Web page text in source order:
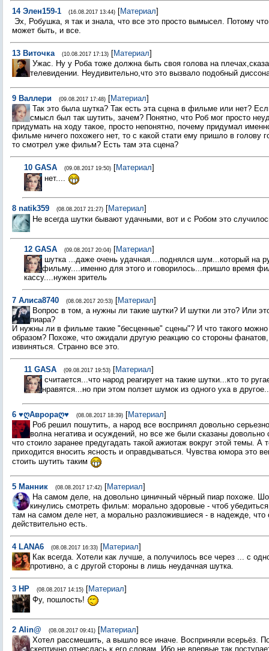
14 Элен159-1 (16.08.2017 13:44) [Материал]
Эх, Робушка, я так и знала, что все это просто вымысел. Потому что
может быть, и все.
13 Виточка (10.08.2017 17:13) [Материал]
Ужас. Ну у Роба тоже должна быть своя голова на
телевидении. Неудивительно,что это вызвало подобный
9 Валлери (09.08.2017 17:48) [Материал]
Так это была шутка? Так есть эта сцена в фильме или нет?
смысл был так шутить, зачем? Понятно, что Роб мог просто
придумать на ходу такое, просто непонятно, почему придумал
фильме ничего похожего нет, то с какой стати ему пришло в голову
то смотрел уже фильм? Есть там эта сцена?
10 GASA (09.08.2017 19:50) [Материал]
нет....
8 natik359 (08.08.2017 21:27) [Материал]
Не всегда шутки бывают удачными, вот и с Робом это
12 GASA (09.08.2017 20:04) [Материал]
шутка ...даже очень удачная....поднялся шум...который на
фильму....именно для этого и говорилось...пришло время
кассу....нужен зритель
7 Алиса8740 (08.08.2017 20:53) [Материал]
Вопрос в том, а нужны ли такие шутки? И шутки ли это? Или
пиара?
И нужны ли в фильме такие "бесценные" сцены"? И что такого можно
образом? Похоже, что ожидали другую реакцию со стороны
извиняться. Странно все это.
11 GASA (09.08.2017 19:53) [Материал]
считается...что народ реагирует на такие шутки...кто то
нравятся...но при этом ползет шумок из одного уха в
6 ♥ღАврораღ♥ (08.08.2017 18:39) [Материал]
Роб решил пошутить, а народ все воспринял довольно
волна негатива и осуждений, но все же были сказаны довольно
что стоило заранее предугадать такой ажиотаж вокруг этой темы. А
приходится вносить ясность и оправдываться. Чувства юмора это
стоить шутить таким
5 Манник (08.08.2017 17:42) [Материал]
На самом деле, на довольно циничный чёрный пиар похоже.
кинулись смотреть фильм: морально здоровые - чтоб
там на самом деле нет, а морально разложившиеся - в надежде, что
действительно есть.
4 LANA6 (08.08.2017 16:33) [Материал]
Как всегда. Хотели как лучше, а получилось все через ... с
противно, а с другой стороны в лишь неудачная шутка.
3 НР (08.08.2017 14:15) [Материал]
Фу, пошлость!
2 Alin@ (08.08.2017 09:41) [Материал]
Хотел рассмешить, а вышло все иначе. Восприняли всерьёз.
скептично отнеслась к его словам. Ибо не впервые так